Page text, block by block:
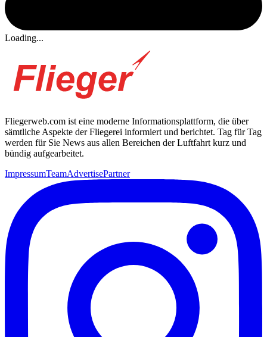
Loading...
Fliegerweb.com ist eine moderne Informationsplattform, die über
sämtliche Aspekte der Fliegerei informiert und berichtet. Tag für Tag
werden für Sie News aus allen Bereichen der Luftfahrt kurz und
bündig aufgearbeitet.
ImpressumTeamAdvertisePartner